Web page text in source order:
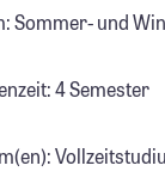
Sommer- und
4 Semester